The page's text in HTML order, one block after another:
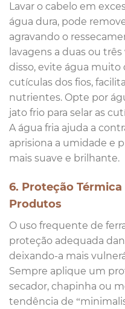
Lavar o cabelo em
água dura, pode
agravando o
lavagens a duas ou
disso, evite água muito
cutículas dos fios,
nutrientes. Opte por
jato frio para selar as
A água fria ajuda a
aprisiona a umidade e
mais suave e brilhante.
6. Proteção
Produtos
O uso frequente de
proteção adequada
deixando-a mais
Sempre aplique um
secador, chapinha ou
tendência de